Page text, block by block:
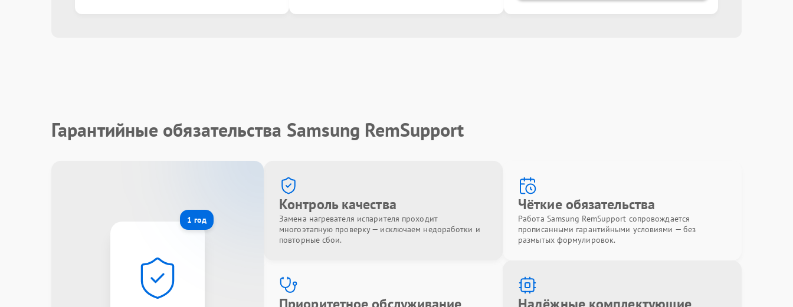
Гарантийные обязательства Samsung RemSupport
1 год
Контроль качества
Замена нагревателя испарителя проходит
многоэтапную проверку — исключаем недоработки и
повторные сбои.
Чёткие обязательства
Работа Samsung RemSupport сопровождается
прописанными гарантийными условиями — без
размытых формулировок.